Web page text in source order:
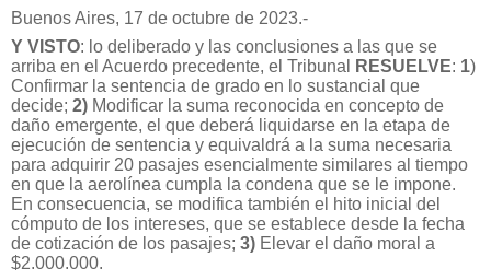
Buenos Aires, 17 de octubre de 2023.-
Y VISTO: lo deliberado y las conclusiones a las que se
arriba en el Acuerdo precedente, el Tribunal
RESUELVE: 1)
Confirmar la sentencia de grado en lo sustancial que
decide; 2) Modificar la suma reconocida en concepto de
daño emergente, el que deberá liquidarse en la etapa de
ejecución de sentencia y equivaldrá a la suma necesaria
para adquirir 20 pasajes esencialmente similares al tiempo
en que la aerolínea cumpla la condena que se le impone.
En consecuencia, se modifica también el hito inicial del
cómputo de los intereses, que se establece desde la fecha
de cotización de los pasajes; 3) Elevar el daño moral a
$2.000.000.